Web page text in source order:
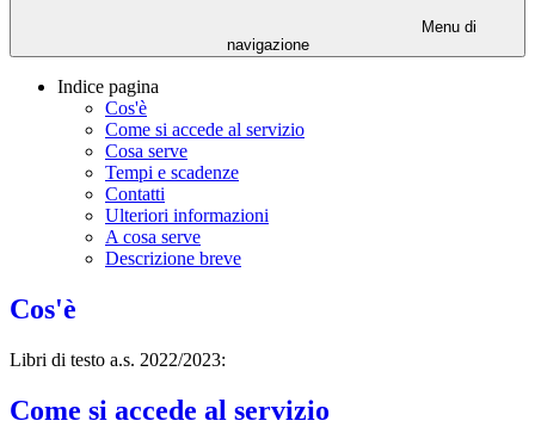
Menu di
navigazione
Indice pagina
Cos'è
Come si accede al servizio
Cosa serve
Tempi e scadenze
Contatti
Ulteriori informazioni
A cosa serve
Descrizione breve
Cos'è
Libri di testo a.s. 2022/2023:
Come si accede al servizio